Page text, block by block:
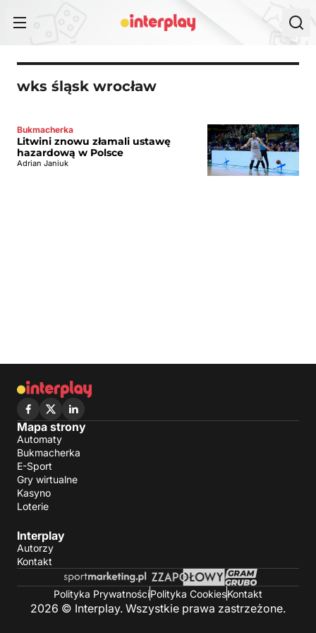
wks śląsk wrocław
Bukmacherka
Litwini znowu złamali ustawę
hazardową w Polsce
Adrian Janiuk
Mapa strony
Automaty
Bukmacherka
E-Sport
Gry wirtualne
Kasyno
Loterie
Interplay
Autorzy
Kontakt
Polityka PrywatnościPolityka CookiesKontakt
2026 © Interplay. Wszystkie prawa zastrzeżone.